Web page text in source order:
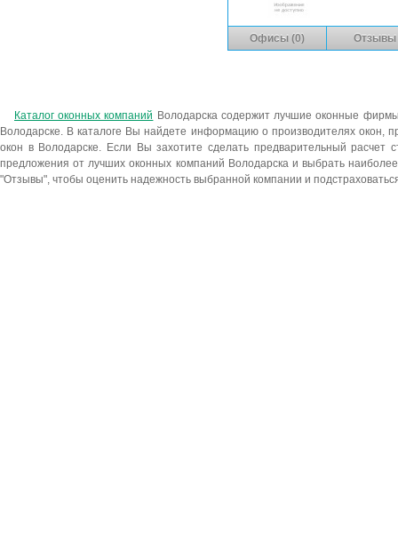
Офисы (0) Отзывы
Каталог оконных компаний Володарска содержит лучшие оконные
Володарске. В каталоге Вы найдете информацию о производителях окон,
окон в Володарске. Если Вы захотите сделать предварительный расчет
предложения от лучших оконных компаний Володарска и выбрать
"Отзывы", чтобы оценить надежность выбранной компании и